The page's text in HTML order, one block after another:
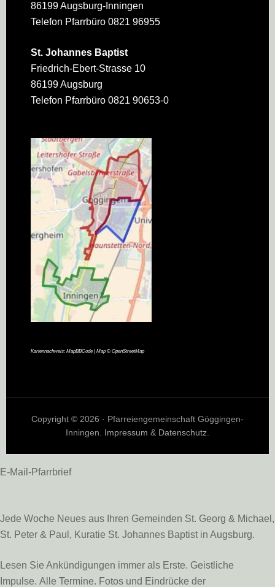
86199 Augsburg-Inningen
Telefon Pfarrbüro 0821 96955
St. Johannes Baptist
Friedrich-Ebert-Strasse 10
86199 Augsburg
Telefon Pfarrbüro 0821 90653-0
Kartennachweis: MapBBCode| Map © OpenStreetMap
Copyright © 2026 · Pfarreiengemeinschaft Göggingen-
Inningen. Impressum & Datenschutz.
E-Mail-Pfarrbrief
Jede Woche Neues aus Ihren Gemeinden St. Georg & Michael,
St. Peter & Paul, Kuratie St. Johannes Baptist in Augsburg.
Lesen Sie Ankündigungen immer als Erste. Geistliche
Impulse. Alle Termine. Fotos und Eindrücke der